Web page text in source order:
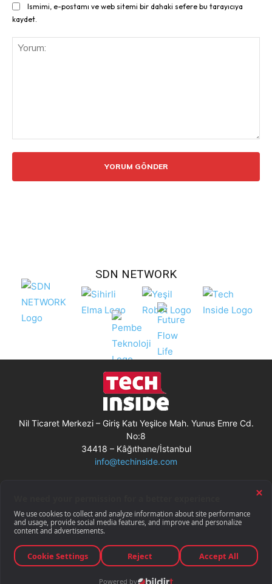
Ismimi, e-postamı ve web sitemi bir dahaki sefere bu tarayıcıya
kaydet.
SDN NETWORK
Nil Ticaret Merkezi – Giriş Katı Yeşilce Mah. Yunus Emre Cd.
No:8
34418 – Kâğıthane/İstanbul
info@techinside.com
Gizlilik Bildirimi
RSS
© Techinside.com, İnternet Medyası